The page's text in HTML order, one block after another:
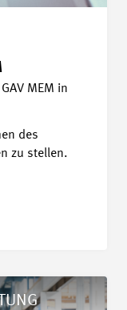
MEM in
des
zu stellen.
und